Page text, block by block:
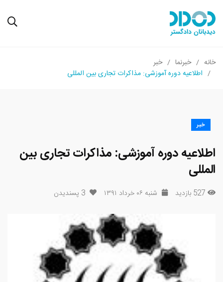
خانه خبرنما
خبر
اطلاعیه دوره آموزشی: مذاکرات تجاری بین المللی
خبر
اطلاعیه دوره آموزشی: مذاکرات تجاری بین
المللی
527 بازدید شنبه ۰۶ خرداد ۱۳۹۱ 3 پسندیدن